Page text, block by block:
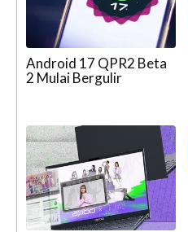
Android 17 QPR2 Beta
2 Mulai Bergulir